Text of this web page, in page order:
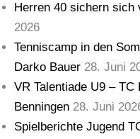
Herren 40 sichern sich
2026
Tenniscamp in den
Darko Bauer 28. Juni
VR Talentiade U9 –
Benningen 28. Juni
Spielberichte Jugend